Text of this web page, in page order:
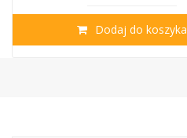
Dodaj do koszyka